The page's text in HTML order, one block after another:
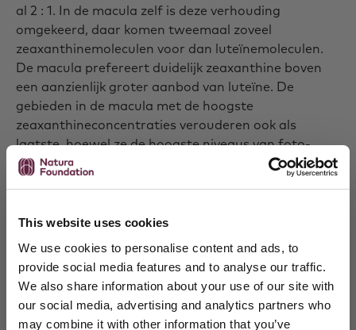
This website uses cookies
We use cookies to personalise content and ads, to
provide social media features and to analyse our traffic.
We also share information about your use of our site with
our social media, advertising and analytics partners who
may combine it with other information that you’ve
al 2 : 1. In de macula zelf is deze verhouding
omgekeerd, daar komen tweemaal zoveel
zeaxanthinemoleculen voor dan luteïnemoleculen.
De macula prefereert duidelijk zeaxanthine boven
een aanzienlijk groter aanbod van luteïne. De
gebieden in de macula met de hoogste
zeaxanthineconcentraties verouderen ook als
laatste, hoewel ze de hoogste niveaus van foto-
oxidatieve stress te verduren hebben. In die
oxidatieve beschadiging van fotoreceptoren wordt
Indicaties